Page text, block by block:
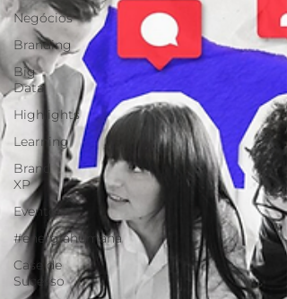
Negócios
Branding
Big
Data
Highlights
Learning
Brand
XP
Eventos
#energiahumana
Case de
Sucesso